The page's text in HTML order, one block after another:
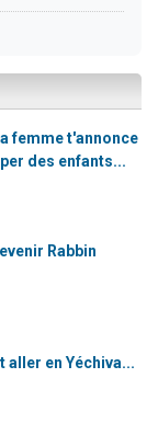
femme t'annonce
des enfants...
Rabbin
aller en Yéchiva...